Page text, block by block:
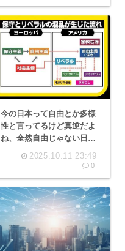
今の日本って自由とか多様
性と言ってるけど真逆だよ
ね、全然自由じゃない日本
2025.10.11 23:49
0